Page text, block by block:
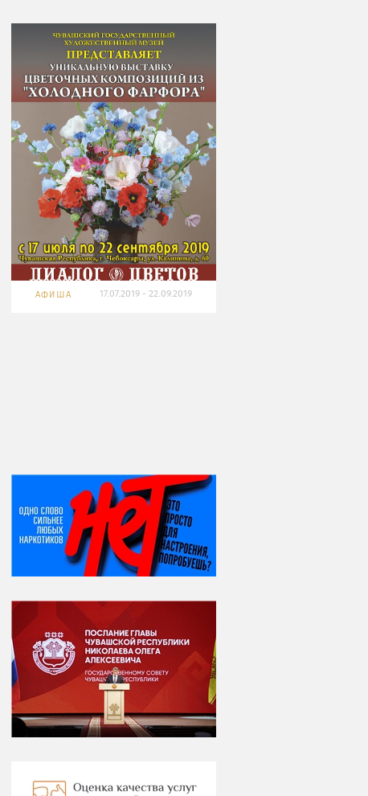
17.07.2019 - 22.09.2019
АФИША
НИ ДНЯ БЕЗ ДАТЫ...
08 августа
ВСЕМИРНЫЙ ДЕНЬ
КОШЕК